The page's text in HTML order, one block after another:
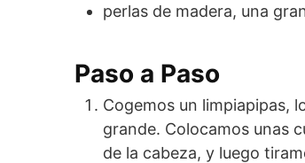
perlas de madera, una
Paso a Paso
Cogemos un limpiapipas,
grande. Colocamos unas
de la cabeza, y luego